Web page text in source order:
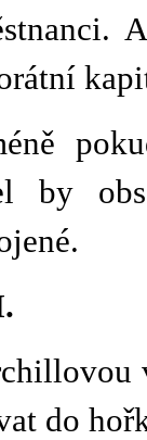
by
do